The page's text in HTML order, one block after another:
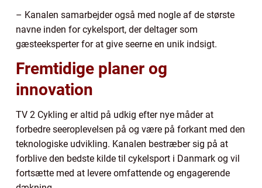
– Kanalen samarbejder også med nogle af de største
navne inden for cykelsport, der deltager som
gæsteeksperter for at give seerne en unik indsigt.
Fremtidige planer og
innovation
TV 2 Cykling er altid på udkig efter nye måder at
forbedre seeroplevelsen på og være på forkant med den
teknologiske udvikling. Kanalen bestræber sig på at
forblive den bedste kilde til cykelsport i Danmark og vil
fortsætte med at levere omfattende og engagerende